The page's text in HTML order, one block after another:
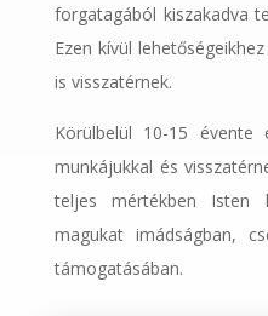
forgatagából kiszakadva
Ezen kívül
is visszatérnek.
Körülbelül 10-15
munkájukkal és
teljes mértékben Isten
magukat imádságban,
támogatásában.